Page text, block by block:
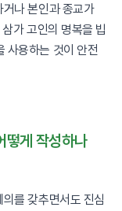
나 본인과 종교가
가 고인의 명복을 빕
사용하는 것이 안전
떻게 작성하나
를 갖추면서도 진심